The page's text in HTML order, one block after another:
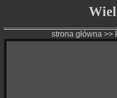
strona główna >>